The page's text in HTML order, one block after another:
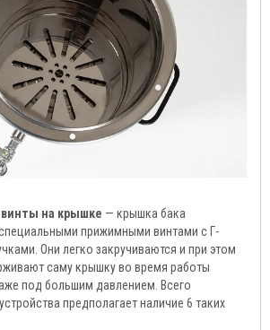
на крышке — крышка бака
прижимными винтами с Г-
Они легко закручиваются и при этом
саму крышку во время работы
под большим давлением. Всего
предполагает наличие 6 таких